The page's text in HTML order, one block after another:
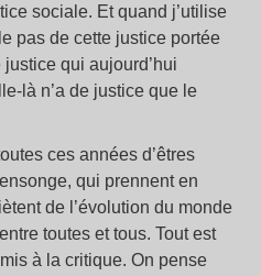
sociale. Et quand j’utilise
pas de cette justice portée
qui aujourd’hui
là n’a de justice que le
ces années d’êtres
qui prennent en
de l’évolution du monde
toutes et tous. Tout est
à la critique. On pense